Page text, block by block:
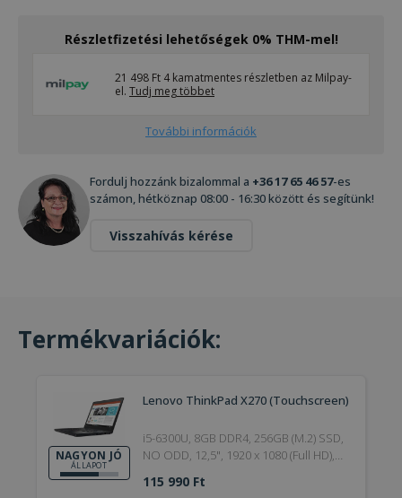
Részletfizetési lehetőségek 0% THM-mel!
21 498 Ft 4 kamatmentes részletben az Milpay-
el. Tudj meg többet
További információk
Fordulj hozzánk bizalommal a +36 17 65 46 57-es
számon, hétköznap 08:00 - 16:30 között és segítünk!
Visszahívás kérése
Termékvariációk:
NAGYON JÓ
ÁLLAPOT
Lenovo ThinkPad X270 (Touchscreen)
i5-6300U, 8GB DDR4, 256GB (M.2) SSD,
NO ODD, 12,5", 1920 x 1080 (Full HD),
Silver, Touchscreen, 6. Generation,
115 990 Ft